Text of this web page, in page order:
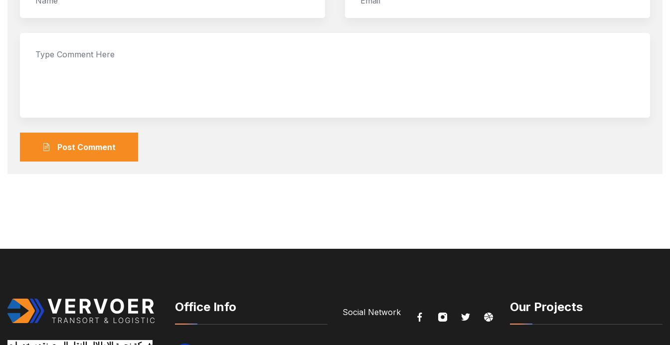
Post Comment
Office Info Social Network Our Projects